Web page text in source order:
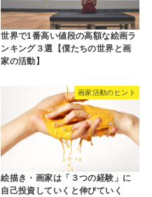
世界で1番高い値段の高額な絵画ラ
ンキング３選【僕たちの世界と画
家の活動】
画家活動のヒント
絵描き・画家は「３つの経験」に
自己投資していくと伸びていく